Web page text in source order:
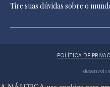
Tire suas dúvidas sobre o
POLÍTICA DE